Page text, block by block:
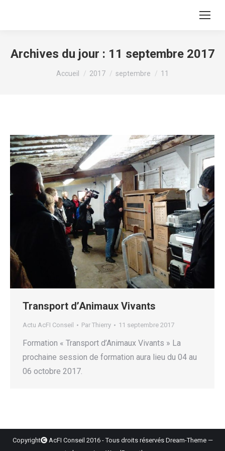
Archives du jour : 11 septembre 2017
Vous êtes ici :
Accueil 2017 septembre 11
Transport d’Animaux Vivants
Actu AcFI Conseil Par Thierry 11 septembre 2017
Formation « Transport d’Animaux Vivants » La
prochaine session de formation aura lieu du 04 au
06 octobre 2017.
Copyright
AcFI Conseil 2016 - Tous droits réservés Dream-Theme —